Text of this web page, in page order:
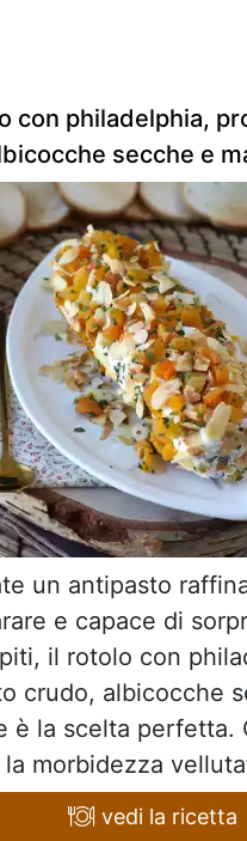
con philadelphia,
secche e
un antipasto
e capace di
il rotolo con
crudo, albicocche
è la scelta perfetta.
la morbidezza
vedi la ricetta